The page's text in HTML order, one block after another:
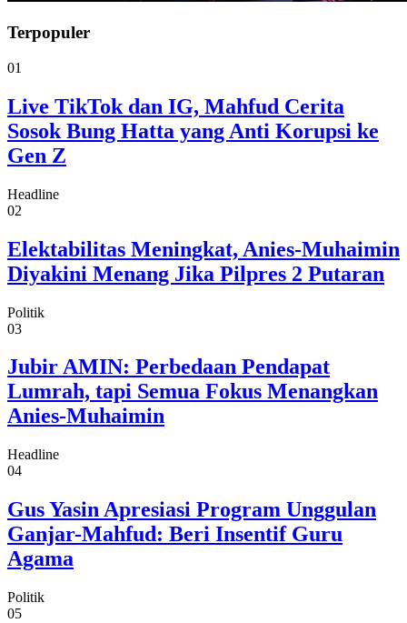
Terpopuler
01
Live TikTok dan IG, Mahfud Cerita
Sosok Bung Hatta yang Anti Korupsi ke
Gen Z
Headline
02
Elektabilitas Meningkat, Anies-Muhaimin
Diyakini Menang Jika Pilpres 2 Putaran
Politik
03
Jubir AMIN: Perbedaan Pendapat
Lumrah, tapi Semua Fokus Menangkan
Anies-Muhaimin
Headline
04
Gus Yasin Apresiasi Program Unggulan
Ganjar-Mahfud: Beri Insentif Guru
Agama
Politik
05